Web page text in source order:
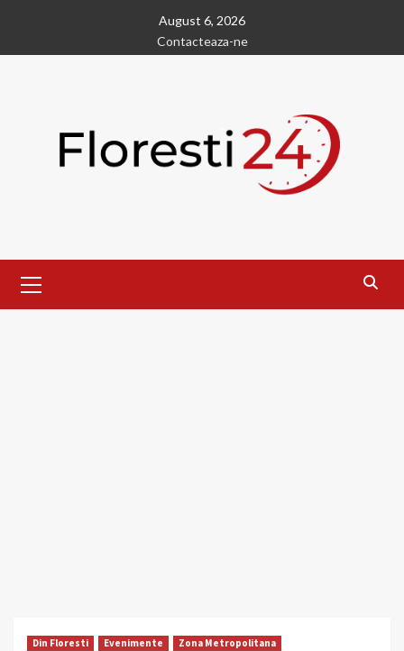
content
August 6, 2026
Contacteaza-ne
Menu
Din Floresti Evenimente Zona Metropolitana